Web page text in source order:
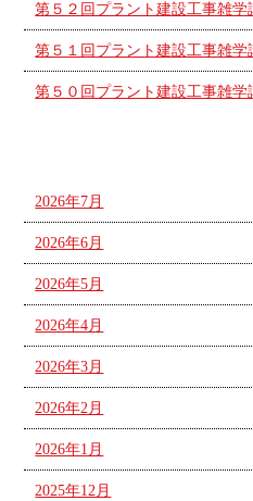
第５２回プラント建設工事雑学
第５１回プラント建設工事雑学
第５０回プラント建設工事雑学
2026年7月
2026年6月
2026年5月
2026年4月
2026年3月
2026年2月
2026年1月
2025年12月